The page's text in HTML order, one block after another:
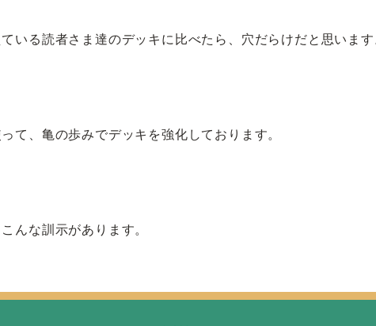
いる読者さま達のデッキに比べたら、穴だらけだと思います
て、亀の歩みでデッキを強化しております。
んな訓示があります。